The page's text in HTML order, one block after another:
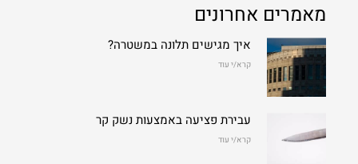
מאמרים אחרונים
איך מגישים תלונה במשטרה?
קרא/י עוד
עבירת פציעה באמצעות נשק קר
קרא/י עוד